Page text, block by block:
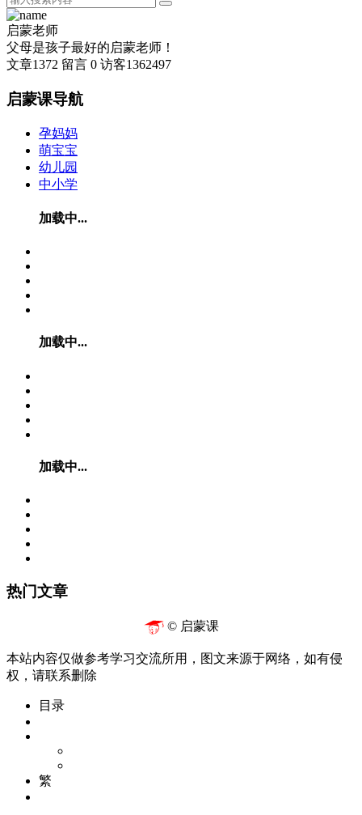
启蒙老师
父母是孩子最好的启蒙老师！
文章1372 留言 0 访客1362497
启蒙课导航
孕妈妈
萌宝宝
幼儿园
中小学
加载中...
加载中...
加载中...
热门文章
© 启蒙课
本站内容仅做参考学习交流所用，图文来源于网络，如有侵
权，请联系删除
目录
繁